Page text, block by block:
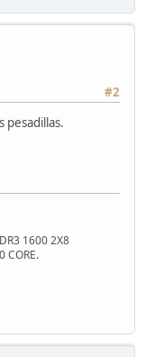
#2
pesadillas.
1600 2X8
CORE.